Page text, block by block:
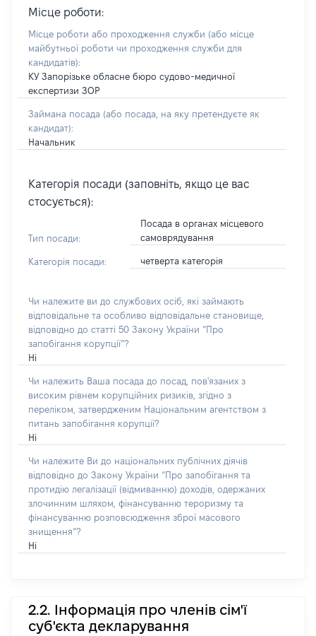
Місце роботи:
Місце роботи або проходження служби (або місце
майбутньої роботи чи проходження служби для
кандидатів):
КУ Запорізьке обласне бюро судово-медичної
експертизи ЗОР
Займана посада (або посада, на яку претендуєте як
кандидат):
Начальник
Категорія посади (заповніть, якщо це вас
стосується):
Тип посади:
Посада в органах місцевого
самоврядування
Категорія посади: четверта категорія
Чи належите ви до службових осіб, які займають
відповідальне та особливо відповідальне становище,
відповідно до статті 50 Закону України “Про
запобігання корупції”?
Ні
Чи належить Ваша посада до посад, пов'язаних з
високим рівнем корупційних ризиків, згідно з
переліком, затвердженим Національним агентством з
питань запобігання корупції?
Ні
Чи належите Ви до національних публічних діячів
відповідно до Закону України “Про запобігання та
протидію легалізації (відмиванню) доходів, одержаних
злочинним шляхом, фінансуванню тероризму та
фінансуванню розповсюдження зброї масового
знищення”?
Ні
2.2. Інформація про членів сім'ї
суб'єкта декларування